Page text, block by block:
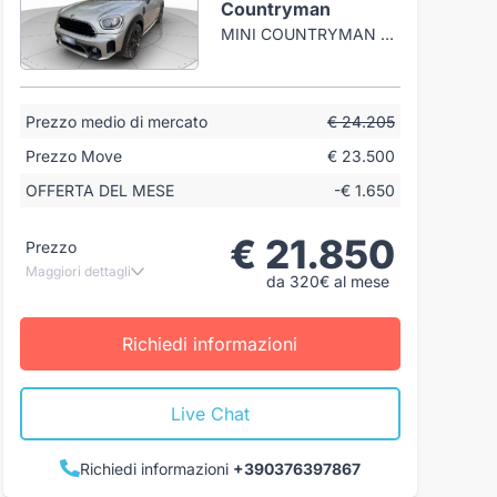
Countryman
MINI COUNTRYMAN 2.0 COOPER D ESSENTIAL AUTO
Prezzo medio di mercato
€ 24.205
Prezzo Move
€ 23.500
OFFERTA DEL MESE
-€ 1.650
Prezzo
Maggiori dettagli € 21.850
da 320€ al mese
Richiedi informazioni
Live Chat
Richiedi informazioni +390376397867